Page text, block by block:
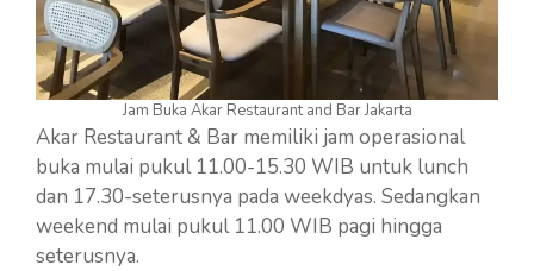
Jam Buka Akar Restaurant and Bar Jakarta
Akar Restaurant & Bar memiliki jam operasional
buka mulai pukul 11.00-15.30 WIB untuk lunch
dan 17.30-seterusnya pada weekdyas. Sedangkan
weekend mulai pukul 11.00 WIB pagi hingga
seterusnya.